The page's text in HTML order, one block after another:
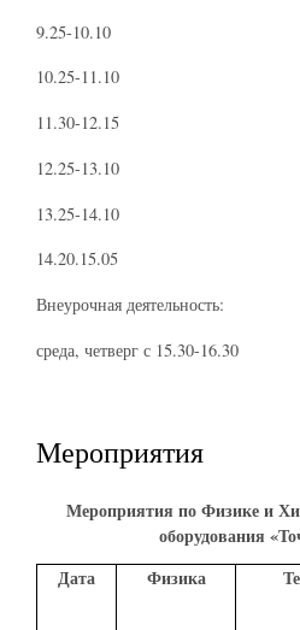
9.25-10.10
10.25-11.10
11.30-12.15
12.25-13.10
13.25-14.10
14.20.15.05
Внеурочная деятельность:
среда, четверг с 15.30-16.30
Мероприятия
Мероприятия по Физике и
оборудования
Дата
Физика